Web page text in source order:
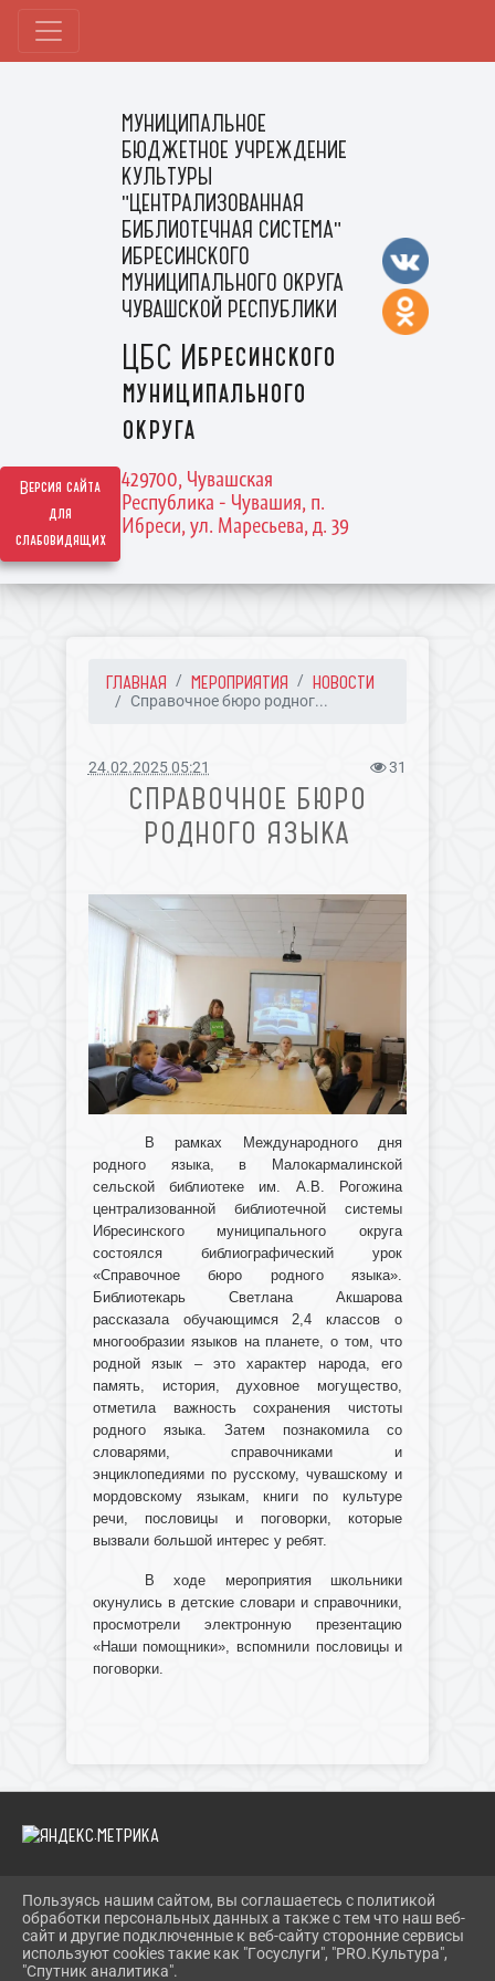
Версия сайта
для
слабовидящих
МУНИЦИПАЛЬНОЕ
БЮДЖЕТНОЕ УЧРЕЖДЕНИЕ
КУЛЬТУРЫ
"ЦЕНТРАЛИЗОВАННАЯ
БИБЛИОТЕЧНАЯ СИСТЕМА"
ИБРЕСИНСКОГО
МУНИЦИПАЛЬНОГО ОКРУГА
ЧУВАШСКОЙ РЕСПУБЛИКИ
ЦБС Ибресинского
муниципального
округа
429700, Чувашская
Республика - Чувашия, п.
Ибреси, ул. Маресьева, д. 39
ГЛАВНАЯ МЕРОПРИЯТИЯ НОВОСТИ
Справочное бюро родног...
24.02.2025 05:21 31
СПРАВОЧНОЕ БЮРО
РОДНОГО ЯЗЫКА
В рамках Международного дня
родного языка, в Малокармалинской
сельской библиотеке им. А.В. Рогожина
централизованной библиотечной системы
Ибресинского муниципального округа
состоялся библиографический урок
«Справочное бюро родного языка».
Библиотекарь Светлана Акшарова
рассказала обучающимся 2,4 классов о
многообразии языков на планете, о том, что
родной язык – это характер народа, его
память, история, духовное могущество,
отметила важность сохранения чистоты
родного языка. Затем познакомила со
словарями, справочниками и
энциклопедиями по русскому, чувашскому и
мордовскому языкам, книги по культуре
речи, пословицы и поговорки, которые
вызвали большой интерес у ребят.
В ходе мероприятия школьники
окунулись в детские словари и справочники,
просмотрели электронную презентацию
«Наши помощники», вспомнили пословицы и
поговорки.
2026 Г. IBRBIB.RU
ВХОД
КАРТА САЙТА
ПОЛИТИКА ОБРАБОТКИ ПЕРСОНАЛЬНЫХ ДАННЫХ
Пользуясь нашим сайтом, вы соглашаетесь с политикой
обработки персональных данных а также с тем что наш веб-
сайт и другие подключенные к веб-сайту сторонние сервисы
используют cookies такие как "Госуслуги", "PRO.Культура",
"Спутник аналитика".